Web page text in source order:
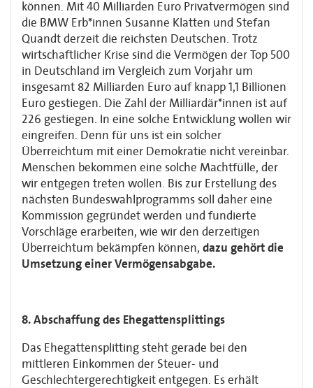
können. Mit 40 Milliarden Euro Privatvermögen sind
die BMW Erb*innen Susanne Klatten und Stefan
Quandt derzeit die reichsten Deutschen. Trotz
wirtschaftlicher Krise sind die Vermögen der Top 500
in Deutschland im Vergleich zum Vorjahr um
insgesamt 82 Milliarden Euro auf knapp 1,1 Billionen
Euro gestiegen. Die Zahl der Milliardär*innen ist auf
226 gestiegen. In eine solche Entwicklung wollen wir
eingreifen. Denn für uns ist ein solcher
Überreichtum mit einer Demokratie nicht vereinbar.
Menschen bekommen eine solche Machtfülle, der
wir entgegen treten wollen. Bis zur Erstellung des
nächsten Bundeswahlprogramms soll daher eine
Kommission gegründet werden und fundierte
Vorschläge erarbeiten, wie wir den derzeitigen
Überreichtum bekämpfen können, dazu gehört die
Umsetzung einer Vermögensabgabe.
8. Abschaffung des Ehegattensplittings
Das Ehegattensplitting steht gerade bei den
mittleren Einkommen der Steuer- und
Geschlechtergerechtigkeit entgegen. Es erhält